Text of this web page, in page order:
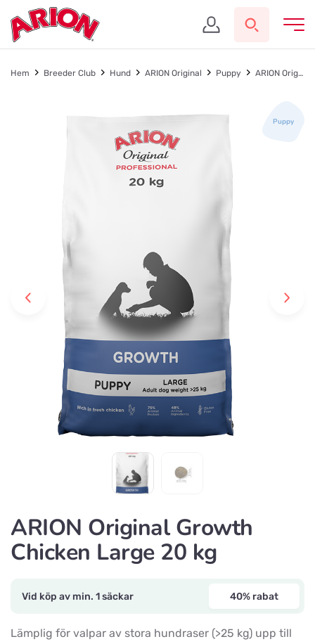
Hem Breeder Club Hund ARION Original Puppy ARION Original Growth Chicken Large 20 kg
Puppy
ARION Original Growth
Chicken Large 20 kg
Vid köp av min. 1 säckar 40% rabat
Lämplig för valpar av stora hundraser (>25 kg) upp till